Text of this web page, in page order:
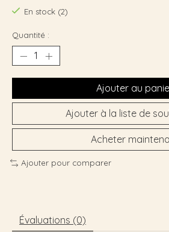
En stock (2)
Quantité :
Ajouter au
Ajouter à la liste de
Acheter
Ajouter pour comparer
Évaluations (0)